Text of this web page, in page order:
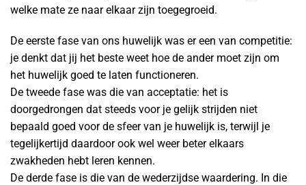
welke mate ze naar elkaar zijn toegegroeid.
De eerste fase van ons huwelijk was er een van competitie:
je denkt dat jij het beste weet hoe de ander moet zijn om
het huwelijk goed te laten functioneren.
De tweede fase was die van acceptatie: het is
doorgedrongen dat steeds voor je gelijk strijden niet
bepaald goed voor de sfeer van je huwelijk is, terwijl je
tegelijkertijd daardoor ook wel weer beter elkaars
zwakheden hebt leren kennen.
De derde fase is die van de wederzijdse waardering. In die